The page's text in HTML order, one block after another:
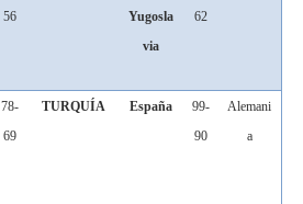
56
Yugosla
via
62
78-
69
TURQUÍA España
99-
90
Alemani
a